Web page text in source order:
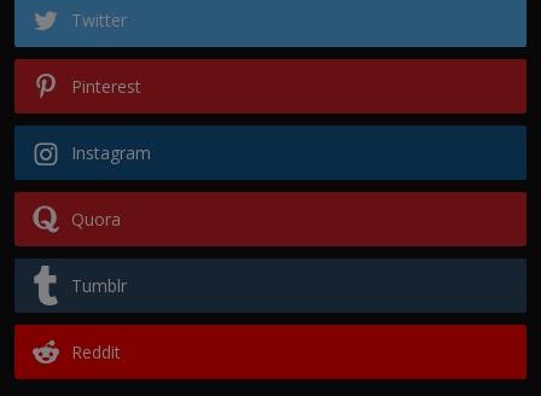
Twitter
Pinterest
Instagram
Quora
Tumblr
Reddit